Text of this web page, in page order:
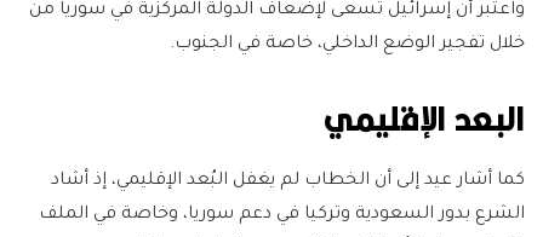
واعتبر أن إسرائيل تسعى لإضعاف الدولة المركزية في سوريا من
خلال تفجير الوضع الداخلي، خاصة في الجنوب.
البعد الإقليمي
كما أشار عيد إلى أن الخطاب لم يغفل البُعد الإقليمي، إذ أشاد
الشرع بدور السعودية وتركيا في دعم سوريا، وخاصة في الملف